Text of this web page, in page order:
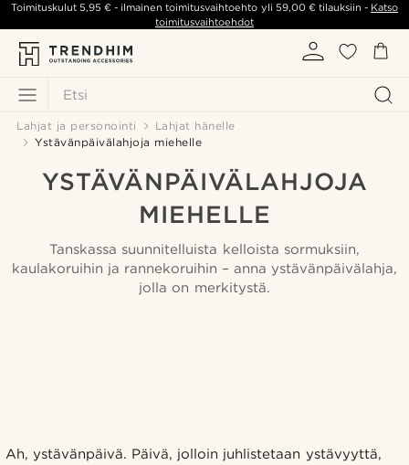
Etsi
Toimituskulut5,95 € - ilmainen toimitusvaihtoehto yli 59,00 €tilauksiin - Katso
toimitusvaihtoehdot
Lahjat ja personointi
Lahjat hänelle
Ystävänpäivälahjoja miehelle
YSTÄVÄNPÄIVÄLAHJOJA
MIEHELLE
Tanskassa suunnitelluista kelloista sormuksiin,
kaulakoruihin ja rannekoruihin – anna ystävänpäivälahja,
jolla on merkitystä.
Ah, ystävänpäivä. Päivä, jolloin juhlistetaan ystävyyttä,